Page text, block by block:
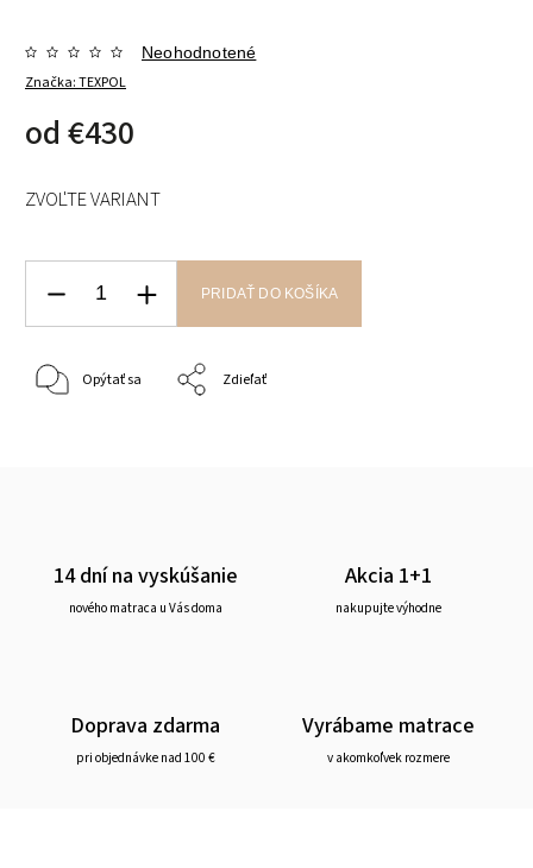
Značka:TEXPOL
Neohodnotené
od €430
ZVOĽTE VARIANT
PRIDAŤ DO KOŠÍKA
Opýtať sa Zdieľať
14 dní na vyskúšanie
nového matraca u Vás doma
Akcia 1+1
nakupujte výhodne
Doprava zdarma
pri objednávke nad 100 €
Vyrábame matrace
v akomkoľvek rozmere